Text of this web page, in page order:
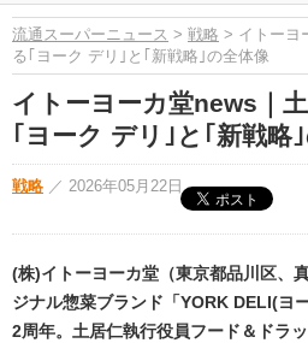
流通スーパーニュース > 戦略 > イトーヨ
る｢ヨーク デリ｣と｢新戦略｣の全体像
イトーヨーカ堂news｜
｢ヨーク デリ｣と｢新戦略
戦略 ／ 2026年05月22日
(株)イトーヨーカ堂（東京都品川区、
ジナル惣菜ブランド「YORK DELI(ヨ
2周年。土居仁執行役員フード＆ドラ